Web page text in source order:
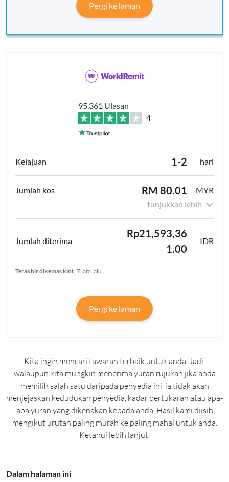
Pergi ke laman
95,361 Ulasan
4
1-2 hari
RM 80.01
MYR
tunjukkan lebih
Rp21,593,36
1.00
IDR
Terakhir dikemas kini: 7 jam lalu
Pergi ke laman
Kita ingin mencari tawaran terbaik untuk anda. Jadi,
walaupun kita mungkin menerima yuran rujukan jika anda
memilih salah satu daripada penyedia ini, ia tidak akan
menjejaskan kedudukan penyedia, kadar pertukaran atau apa-
apa yuran yang dikenakan kepada anda. Hasil kami diisih
mengikut urutan paling murah ke paling mahal untuk anda.
Ketahui lebih lanjut.
Dalam halaman ini